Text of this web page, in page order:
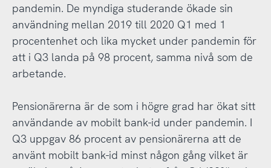
pandemin. De myndiga studerande ökade sin
användning mellan 2019 till 2020 Q1 med 1
procentenhet och lika mycket under pandemin för
att i Q3 landa på 98 procent, samma nivå som de
arbetande.
Pensionärerna är de som i högre grad har ökat sitt
användande av mobilt bank-id under pandemin. I
Q3 uppgav 86 procent av pensionärerna att de
använt mobilt bank-id minst någon gång vilket är